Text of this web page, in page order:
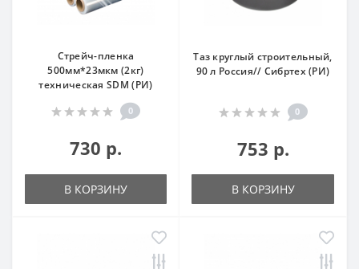
Стрейч-пленка
500мм*23мкм (2кг)
техническая SDM (РИ)
0
730 р.
В КОРЗИНУ
Таз круглый строительный,
90 л Россия// Сибртех (РИ)
0
753 р.
В КОРЗИНУ